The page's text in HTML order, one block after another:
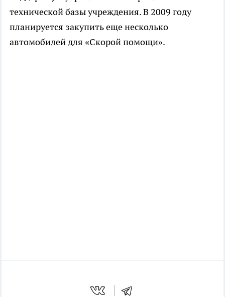
технической базы учреждения. В 2009 году
планируется закупить еще несколько
автомобилей для «Скорой помощи».